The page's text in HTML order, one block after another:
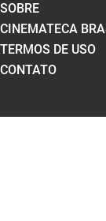
SOBRE
CINEMATECA
TERMOS DE USO
CONTATO